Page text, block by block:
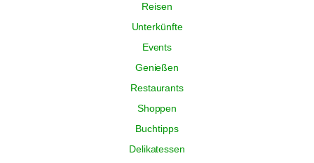
Reisen
Unterkünfte
Events
Genießen
Restaurants
Shoppen
Buchtipps
Delikatessen